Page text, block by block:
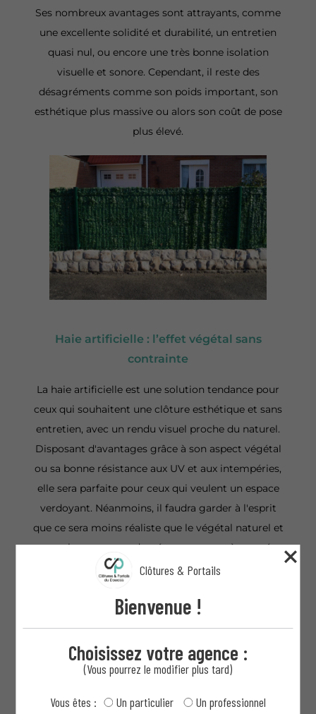
Ses nombreux avantages sont attrayants, comme
une excellente solidité et durabilité, un entretien
quasi nul, ou encore une très bonne isolation
visuelle et sonore. Cependant, il reste des
désagréments comme son poids important, son
esthétique plus massive ou alors son coût de pose
plus élevé.
Haie artificielle : l’effet végétal sans
contrainte
La haie artificielle est une solution tendance pour
ceux qui souhaitent une clôture esthétique et sans
entretien, avec un rendu visuel proche du naturel.
Disposant d'avantages grâce à son aspect végétal
ou sa bonne résistance aux UV et aux intempéries,
elle sera parfaite pour ceux qui veulent un espace
verdoyant. Néanmoins, il faudra garder à l'esprit
que ce sera moins réaliste que le végétal naturel et
que cela reste non adaptée aux zones très ventées
sans support rigide.
Clôtures & Portails
Bienvenue !
Choisissez votre agence :
(Vous pourrez le modifier plus tard)
Vous êtes : Un particulier Un professionnel